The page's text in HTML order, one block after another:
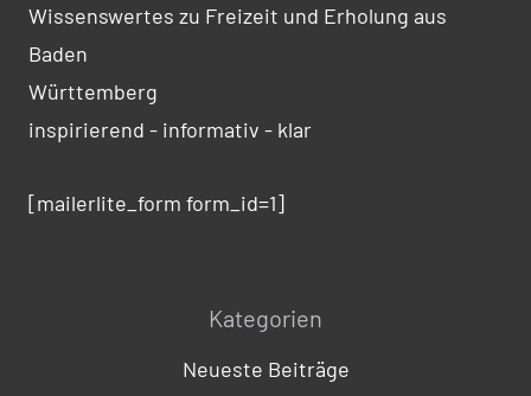
Wissenswertes zu Freizeit und Erholung aus
Baden
Württemberg
inspirierend - informativ - klar
[mailerlite_form form_id=1]
Kategorien
Neueste Beiträge